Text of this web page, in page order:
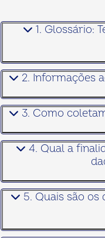
1. Glossário:
2. Informações
3. Como
4. Qual a
5. Quais são